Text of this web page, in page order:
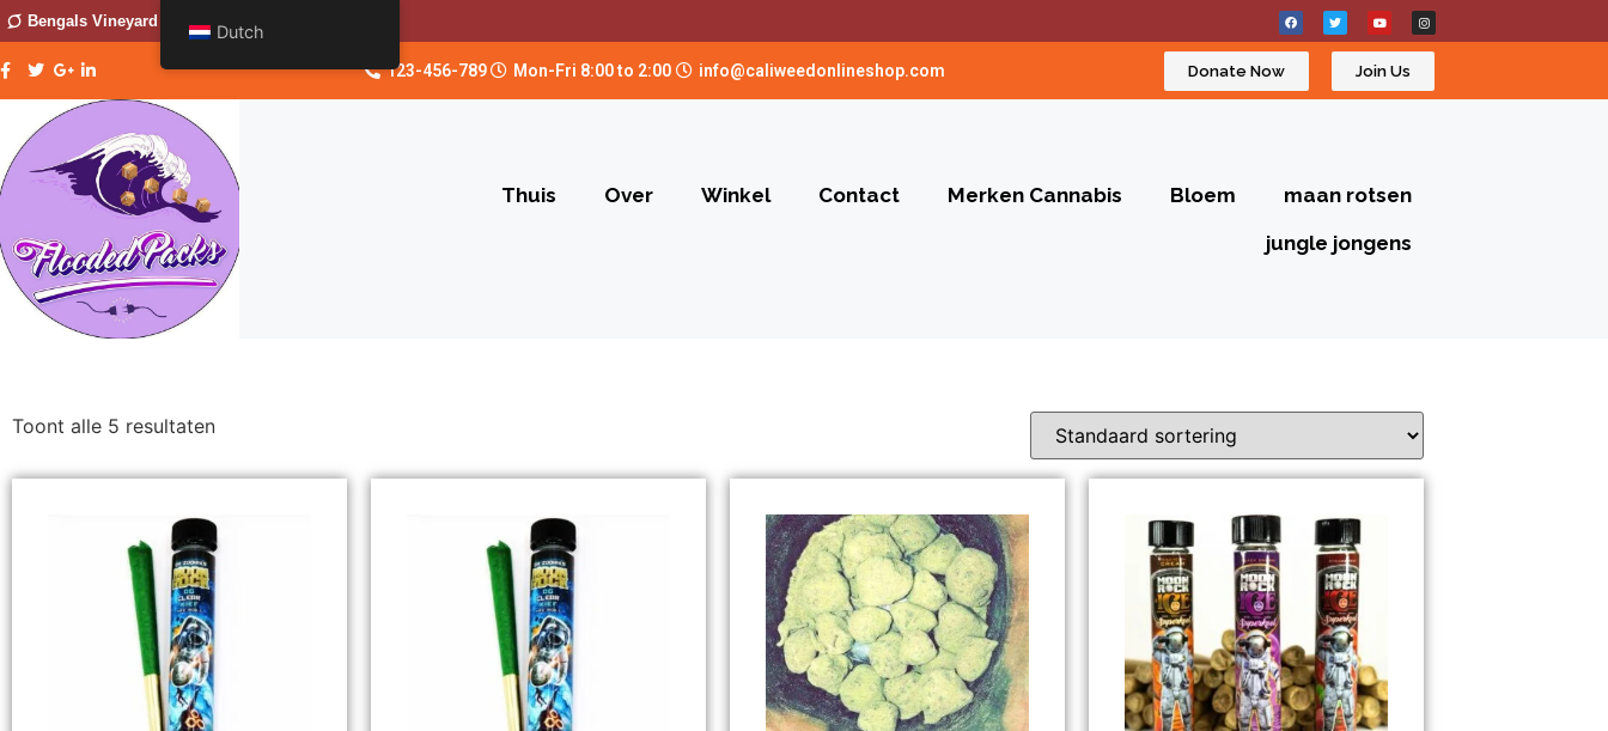
Bengals Vineyard
123-456-789 Mon-Fri 8:00 to 2:00 info@caliweedonlineshop.com Donate Now Join Us
Thuis Over Winkel Contact Merken Cannabis Bloem
maan rotsen
jungle jongens
Toont alle 5 resultaten
Dutch